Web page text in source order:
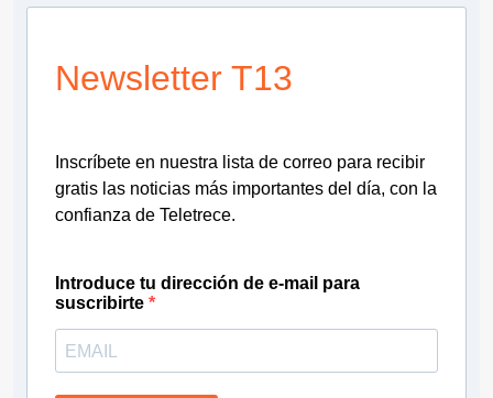
Newsletter T13
Inscríbete en nuestra lista de correo para recibir
gratis las noticias más importantes del día, con la
confianza de Teletrece.
Introduce tu dirección de e-mail para
suscribirte